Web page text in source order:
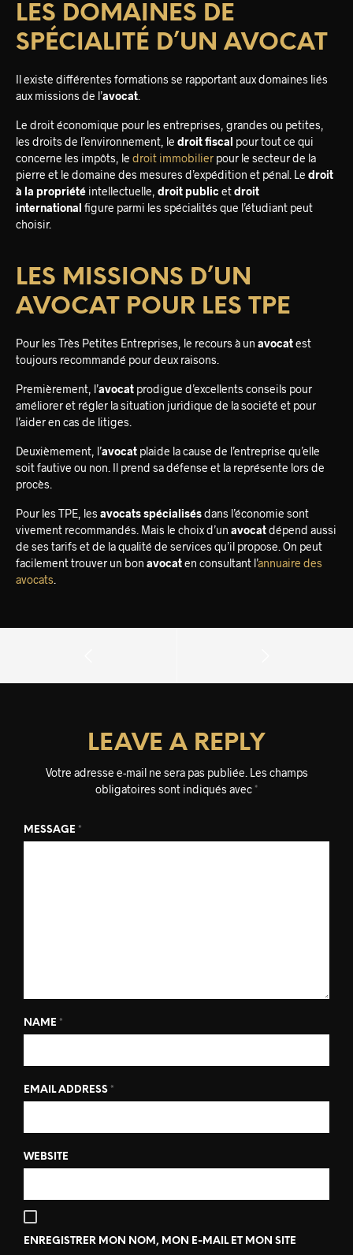
LES DOMAINES DE
SPÉCIALITÉ D’UN AVOCAT
Il existe différentes formations se rapportant aux domaines liés
aux missions de l’avocat
Le droit économique pour les entreprises, grandes ou petites,
les droits de l’environnement, le droit fiscal pour tout ce qui
concerne les impôts, le droit immobilier pour le secteur de la
pierre et le domaine des mesures d’expédition et pénal. Le droit
à la propriété intellectuelle, droit public etdroit
international figure parmi les spécialités que l’étudiant peut
choisir.
LES MISSIONS D’UN
AVOCAT POUR LES TPE
Pour les Très Petites Entreprises, le recours à un avocatest
toujours recommandé pour deux raisons.
Premièrement, l’avocat prodigue d’excellents conseils pour
améliorer et régler la situation juridique de la société et pour
l’aider en cas de litiges.
Deuxièmement, l’avocat plaide la cause de l’entreprise qu’elle
soit fautive ou non. Il prend sa défense et la représente lors de
procès.
Pour les TPE, lesavocats spécialisésdans l’économie sont
vivement recommandés. Mais le choix d’un avocatdépend aussi
de ses tarifs et de la qualité de services qu’il propose. On peut
facilement trouver un bon avocaten consultant l’annuaire des
avocats
LEAVE A REPLY
Votre adresse e-mail ne sera pas publiée. Les champs
obligatoires sont indiqués avec *
MESSAGE *
NAME *
EMAIL ADDRESS *
WEBSITE
ENREGISTRER MON NOM, MON E-MAIL ET MON SITE